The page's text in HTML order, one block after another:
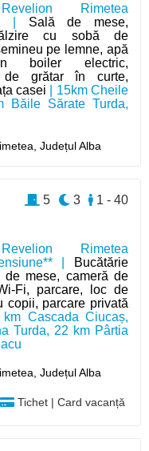
Rimetea
| Sală de mese,
cu sobă de
pe lemne, apă
boiler electric,
de grătar în curte,
casei | 15km Cheile
Băile Sărate Turda,
Județul Alba
Rimetea
|
Bucătărie
de mese, cameră de
Fi, parcare, loc de
copii, parcare privată
Cascada Ciucaș,
Turda, 22 km Pârtia
Județul Alba
Tichet | Card vacanță
1 - 40
3
5